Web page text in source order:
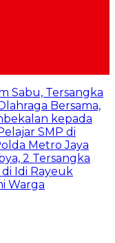
Sabu, Tersangka
Bersama,
kepada
SMP di
Metro Jaya
2 Tersangka
di Idi Rayeuk
Warga